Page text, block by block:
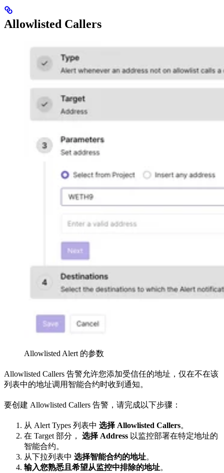
Allowlisted Callers
Allowlisted Alert 的参数
Allowlisted Callers 告警允许您添加受信任的地址，仅在不在该
列表中的地址调用智能合约时收到通知。
要创建 Allowlisted Callers 告警，请完成以下步骤：
从 Alert Types 列表中 选择 Allowlisted Callers。
在 Target 部分， 选择 Address 以监控部署在特定地址的
智能合约。
从下拉列表中 选择智能合约的地址。
输入您熟悉且希望从监控中排除的地址。